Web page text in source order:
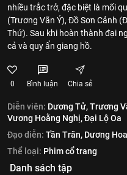
nhiều trắc trở, đặc biệt là mối
(Trương Vãn Ý), Đồ Sơn Cảnh
Thứ). Sau khi hoàn thành đại
cả và quy ẩn giang hồ.
0 Bình luận Chia sẻ
Diễn viên: Dương Tử,Trương
Vương Hoằng Nghị,Đại Lộ Oa
Đạo diễn: Tần Trăn, Dương
Thể loại: Phim cổ trang
Danh sách tập